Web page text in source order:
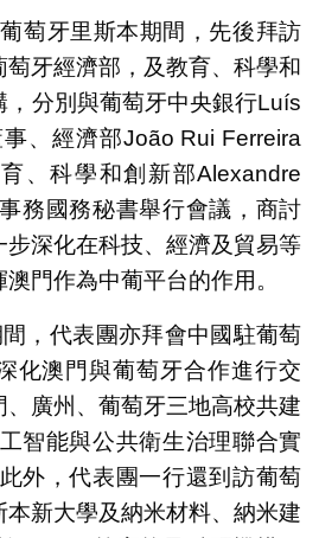
萄牙里斯本期間，先後拜訪
牙經濟部，及教育、科學和
，分別與葡萄牙中央銀行Luís
、經濟部João Rui Ferreira
、科學和創新部Alexandre
務國務秘書舉行會議，商討
深化在科技、經濟及貿易等
門作為中葡平台的作用。
，代表團亦拜會中國駐葡萄
化澳門與葡萄牙合作進行交
廣州、葡萄牙三地高校共建
智能與公共衛生治理聯合實
外，代表團一行還到訪葡萄
新大學及納米材料、納米建